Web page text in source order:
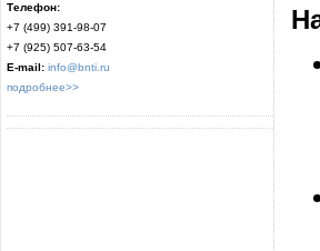
Телефон:
+7 (499) 391-98-07
+7 (925) 507-63-54
E-mail: info@bnti.ru
подробнее>>